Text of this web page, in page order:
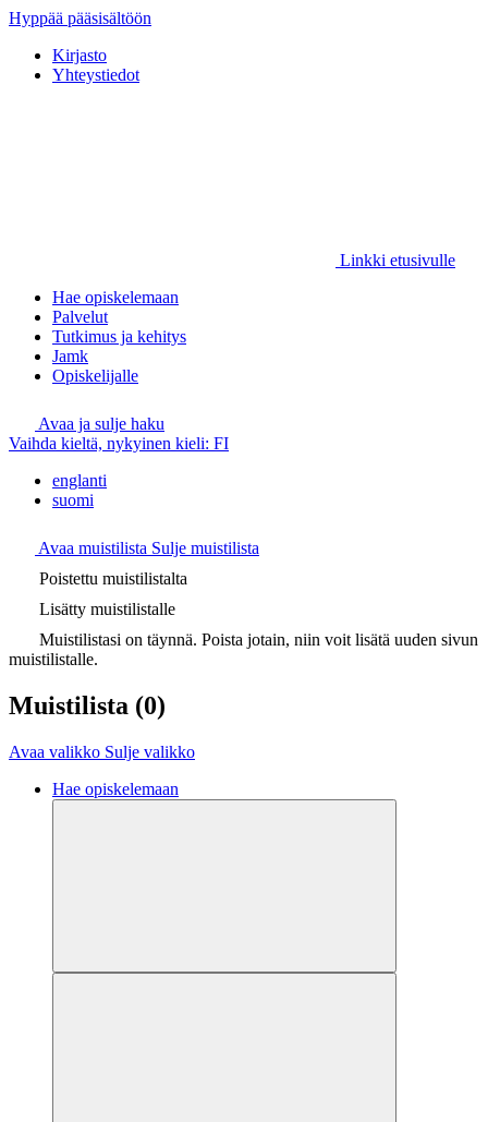
Hyppää pääsisältöön
Kirjasto
Yhteystiedot
Linkki etusivulle
Hae opiskelemaan
Palvelut
Tutkimus ja kehitys
Jamk
Opiskelijalle
Avaa ja sulje haku
Vaihda kieltä, nykyinen kieli: FI
englanti
suomi
Avaa muistilista Sulje muistilista
Poistettu muistilistalta
Lisätty muistilistalle
Muistilistasi on täynnä. Poista jotain, niin voit lisätä uuden sivun
muistilistalle.
Muistilista (0)
Avaa valikko Sulje valikko
Hae opiskelemaan